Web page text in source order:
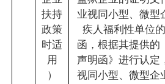
扶持
政策
时适
用
）
业视同小型、微
疾人福利性单位
函，根据其提供的
声明函》进行认定
视同小型、微型